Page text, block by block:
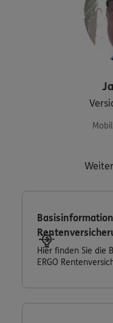
Hier finden Sie die
ERGO